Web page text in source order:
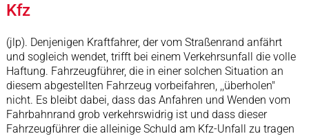
Kfz
(jlp). Denjenigen Kraftfahrer, der vom Straßenrand anfährt
und sogleich wendet, trifft bei einem Verkehrsunfall die volle
Haftung. Fahrzeugführer, die in einer solchen Situation an
diesem abgestellten Fahrzeug vorbeifahren, ,,überholen"
nicht. Es bleibt dabei, dass das Anfahren und Wenden vom
Fahrbahnrand grob verkehrswidrig ist und dass dieser
Fahrzeugführer die alleinige Schuld am Kfz-Unfall zu tragen